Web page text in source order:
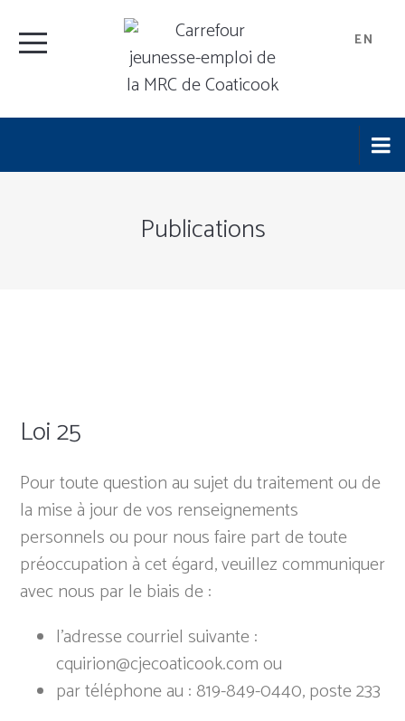
EN
Publications
Loi 25
Pour toute question au sujet du traitement ou de
la mise à jour de vos renseignements
personnels ou pour nous faire part de toute
préoccupation à cet égard, veuillez communiquer
avec nous par le biais de :
l’adresse courriel suivante :
cquirion@cjecoaticook.com ou
par téléphone au : 819-849-0440, poste 233